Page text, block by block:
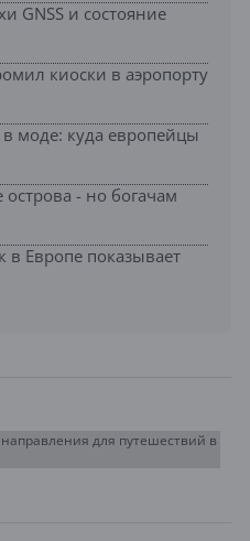
GNSS и состояние
киоски в аэропорту
моде: куда европейцы
- но богачам
в Европе показывает
для путешествий в